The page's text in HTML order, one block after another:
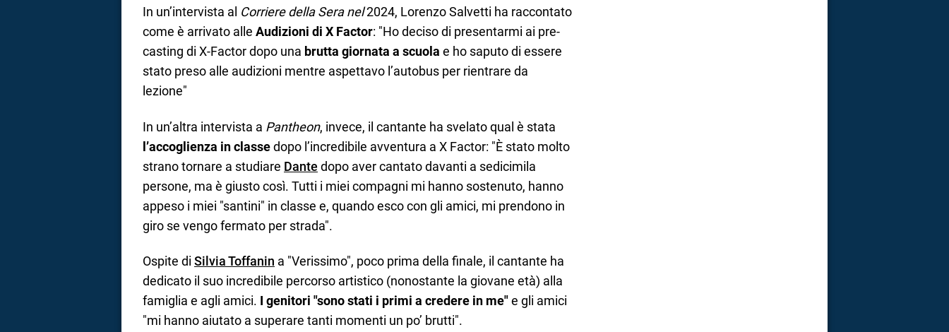
In un’intervista al Corriere della Sera nel2024, Lorenzo Salvetti ha raccontato
come è arrivato alle Audizioni di X Factor: "Ho deciso di presentarmi ai pre-
casting di X-Factor dopo una brutta giornata a scuola e ho saputo di essere
stato preso alle audizioni mentre aspettavo l’autobus per rientrare da
lezione"
In un’altra intervista a Pantheon, invece, il cantante ha svelato qual è stata
l’accoglienza in classedopo l’incredibile avventura a X Factor: "È stato molto
strano tornare a studiare Dante dopo aver cantato davanti a sedicimila
persone, ma è giusto così. Tutti i miei compagni mi hanno sostenuto, hanno
appeso i miei "santini" in classe e, quando esco con gli amici, mi prendono in
giro se vengo fermato per strada".
Ospite di Silvia Toffanin a "Verissimo", poco prima della finale, il cantante ha
dedicato il suo incredibile percorso artistico (nonostante la giovane età) alla
famiglia e agli amici. I genitori "sono stati i primi a credere in me"e gli amici
"mi hanno aiutato a superare tanti momenti un po’ brutti".